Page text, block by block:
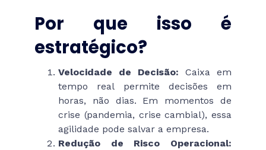
Por que isso é
estratégico?
Velocidade de Decisão: Caixa em
tempo real permite decisões em
horas, não dias. Em momentos de
crise (pandemia, crise cambial), essa
agilidade pode salvar a empresa.
Redução de Risco Operacional: